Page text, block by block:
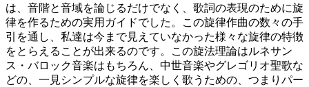
は、音階と音域を論じるだけでなく、歌詞の表現のために旋
律を作るための実用ガイドでした。この旋律作曲の数々の手
引を通し、私達は今まで見えていなかった様々な旋律の特徴
をとらえることが出来るのです。この旋法理論はルネサン
ス・バロック音楽はもちろん、中世音楽やグレゴリオ聖歌な
どの、一見シンプルな旋律を楽しく歌うための、つまりパー